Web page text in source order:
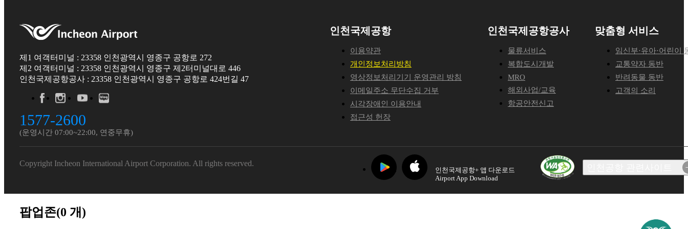
제1 여객터미널 : 23358 인천광역시 영종구 공항로 272
제2 여객터미널 : 23358 인천광역시 영종구 제2터미널대로 446
인천국제공항공사 : 23358 인천광역시 영종구 공항로 424번길 47
1577-2600
(운영시간 07:00~22:00, 연중무휴)
인천국제공항
이용약관
개인정보처리방침
영상정보처리기기 운영관리 방침
이메일주소 무단수집 거부
시각장애인 이용안내
접근성 헌장
인천국제공항공사
물류서비스
복합도시개발
MRO
해외사업/교육
항공안전신고
맞춤형 서비스
임신부·유아·어린이
교통약자 동반
반려동물 동반
고객의 소리
Copyright Incheon International Airport Corporation. All rights reserved.
인천국제공항+ 앱 다운로드
Airport App Download
Aviation Academy
팝업존(0 개)